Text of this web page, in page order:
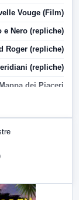
Vouge (Film)
e Nero (repliche)
Roger (repliche)
(repliche)
dei Piaceri
LabNews (replica)